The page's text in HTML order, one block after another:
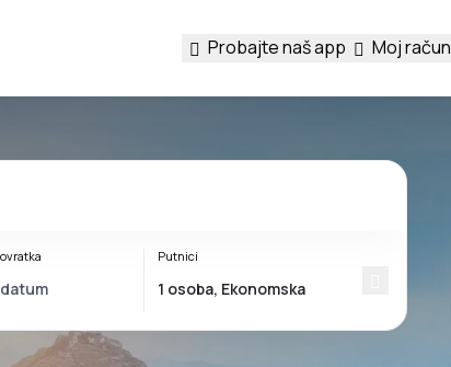
Probajte naš app Moj račun
Putnici